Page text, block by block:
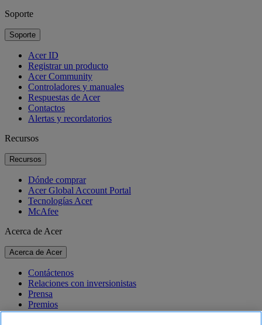
Soporte
Soporte
Acer ID
Registrar un producto
Acer Community
Controladores y manuales
Respuestas de Acer
Contactos
Alertas y recordatorios
Recursos
Recursos
Dónde comprar
Acer Global Account Portal
Tecnologías Acer
McAfee
Acerca de Acer
Acerca de Acer
Contáctenos
Relaciones con inversionistas
Prensa
Premios
Eventos